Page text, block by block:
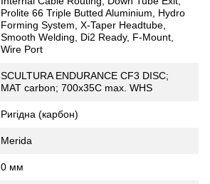
Prolite 66 Triple Butted Aluminium, Hydro
Forming System, X-Taper Headtube,
Smooth Welding, Di2 Ready, F-Mount,
Wire Port
SCULTURA ENDURANCE CF3 DISC;
MAT carbon; 700x35C max. WHS
Ригідна (карбон)
Merida
0 мм